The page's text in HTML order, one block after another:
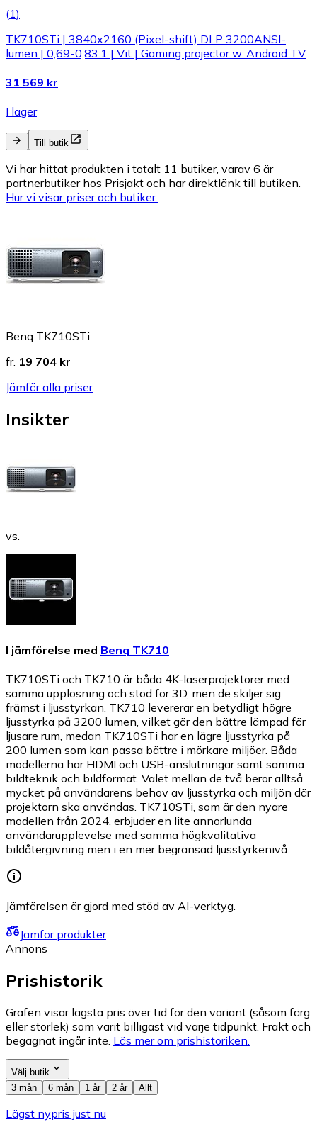
(1)
TK710STi | 3840x2160 (Pixel-shift) DLP 3200ANSI-
lumen | 0,69-0,83:1 | Vit | Gaming projector w. Android TV
31 569 kr
I lager
Till butik
Vi har hittat produkten i totalt 11 butiker, varav 6 är
partnerbutiker hos Prisjakt och har direktlänk till butiken.
Hur vi visar priser och butiker.
Benq TK710STi
fr. 19 704 kr
Jämför alla priser
Insikter
vs.
I jämförelse med Benq TK710
TK710STi och TK710 är båda 4K-laserprojektorer med
samma upplösning och stöd för 3D, men de skiljer sig
främst i ljusstyrkan. TK710 levererar en betydligt högre
ljusstyrka på 3200 lumen, vilket gör den bättre lämpad för
ljusare rum, medan TK710STi har en lägre ljusstyrka på
200 lumen som kan passa bättre i mörkare miljöer. Båda
modellerna har HDMI och USB-anslutningar samt samma
bildteknik och bildformat. Valet mellan de två beror alltså
mycket på användarens behov av ljusstyrka och miljön där
projektorn ska användas. TK710STi, som är den nyare
modellen från 2024, erbjuder en lite annorlunda
användarupplevelse med samma högkvalitativa
bildåtergivning men i en mer begränsad ljusstyrkenivå.
Jämförelsen är gjord med stöd av AI-verktyg.
Jämför produkter
Annons
Prishistorik
Grafen visar lägsta pris över tid för den variant (såsom färg
eller storlek) som varit billigast vid varje tidpunkt. Frakt och
begagnat ingår inte. Läs mer om prishistoriken.
Välj butik
3 mån
6 mån 1 år 2 år Allt
Lägst nypris just nu